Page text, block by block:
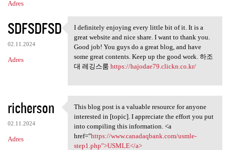
Adres
SDFSDFSD
02.11.2024
Adres
I definitely enjoying every
I definitely enjoying every little bit of it. It is a
great website and nice share. I want to thank you.
Good job! You guys do a great blog, and have
some great contents. Keep up the good work. 하조
대 레깅스룸 https://hajodae79.clickn.co.kr/
richerson
02.11.2024
Adres
This blog post is a valuable
This blog post is a valuable resource for anyone
interested in [topic]. I appreciate the effort you put
into compiling this information. <a
href="https://www.canadaqbank.com/usmle-
step1.php">USMLE</a>